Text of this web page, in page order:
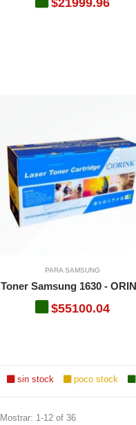
PARA SAMSUNG
Toner Samsung 1630 -
$55100.04
sin stock poco stock
Mostrar: 1-12 of 36